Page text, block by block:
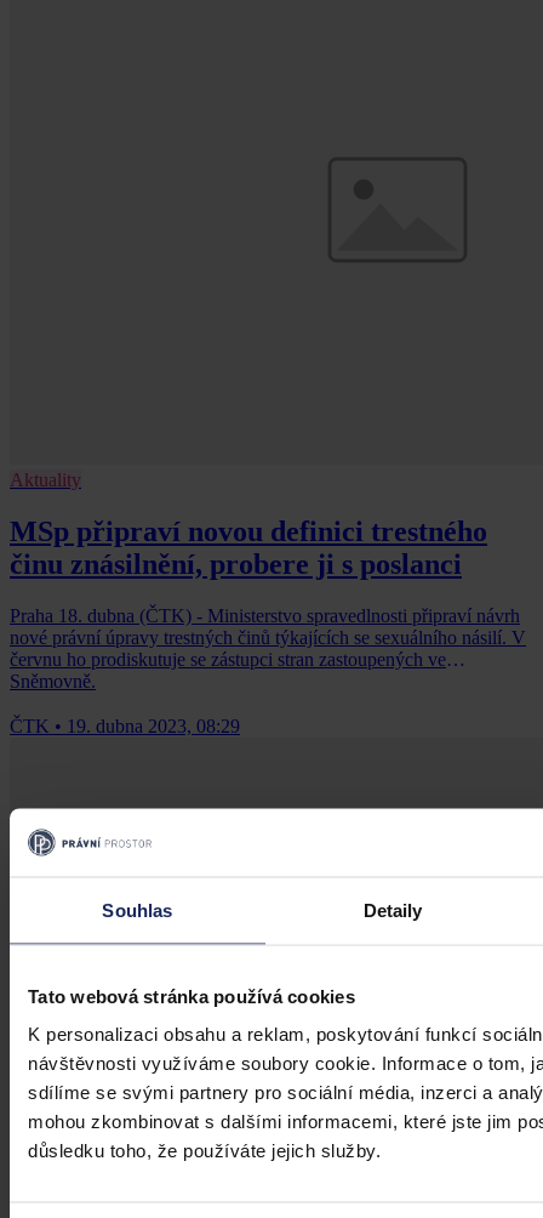
Souhlas Detaily
Tato webová stránka používá cookies
K personalizaci obsahu a reklam, poskytování funkcí
návštěvnosti využíváme soubory cookie. Informace o tom,
sdílíme se svými partnery pro sociální média, inzerci a
mohou zkombinovat s dalšími informacemi, které jste jim
důsledku toho, že používáte jejich služby.
Aktuality
MSp připraví novou definici trestného
činu znásilnění, probere ji s poslanci
Praha 18. dubna (ČTK) - Ministerstvo spravedlnosti připraví návrh
nové právní úpravy trestných činů týkajících se sexuálního násilí. V
červnu ho prodiskutuje se zástupci stran zastoupených ve
Sněmovně.
ČTK • 19. dubna 2023, 08:29